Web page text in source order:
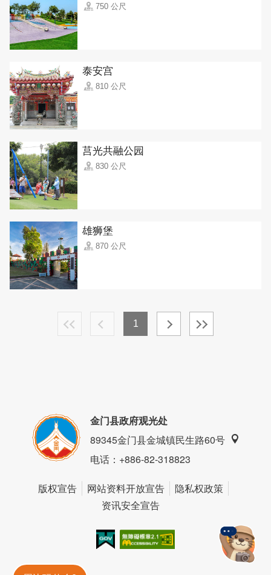
750 公尺
泰安宫
810 公尺
莒光共融公园
830 公尺
雄狮堡
870 公尺
1
金门县政府观光处
89345金门县金城镇民生路60号
电话：+886-82-318823
版权宣告 网站资料开放宣告
隐私权政策
资讯安全宣告